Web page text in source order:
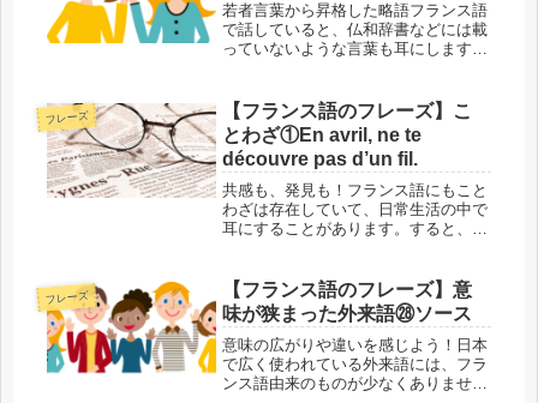
若者言葉から昇格した略語フランス語
で話していると、仏和辞書などには載
っていないような言葉も耳にします。
もに社会的にも認知されて、多くの人
が使うようになった言葉です。かしこ
ま...
フレーズ
【フランス語のフレーズ】こ
とわざ①En avril, ne te
découvre pas d’un fil.
共感も、発見も！フランス語にもこと
わざは存在していて、日常生活の中で
耳にすることがあります。すると、
こともあれば、「これはフランスらし
い言い方ね！」と感じることも。今回
はそ...
フレーズ
【フランス語のフレーズ】意
味が狭まった外来語㉘ソース
意味の広がりや違いを感じよう！日本
で広く使われている外来語には、フラ
ンス語由来のものが少なくありませ